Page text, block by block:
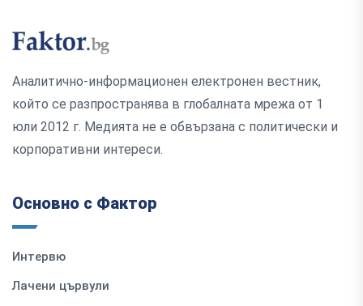
Аналитично-информационен електронен вестник,
който се разпространява в глобалната мрежа от 1
юли 2012 г. Медията не е обвързана с политически и
корпоративни интереси.
Основно с Фактор
Интервю
Лачени цървули